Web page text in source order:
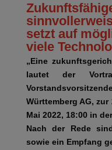
setzt auf
viele
„Eine
lautet der
Württemberg AG,
Mai 2022, 18:00 in
Nach der Rede
sowie ein Empfang